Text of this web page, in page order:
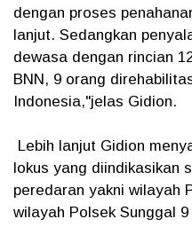
dengan proses
lanjut. Sedangkan
dewasa dengan rincian
BNN, 9 orang
Indonesia,"jelas Gidion.
Lebih lanjut Gidion
lokus yang diindikasikan
peredaran yakni wilayah
wilayah Polsek Sunggal